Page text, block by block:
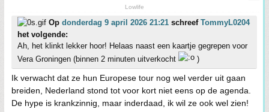
Lowlife
Op donderdag 9 april 2026 21:21 schreef TommyL0204
het volgende:
Ah, het klinkt lekker hoor! Helaas naast een kaartje gegrepen voor
Vera Groningen (binnen 2 minuten uitverkocht
)
Ik verwacht dat ze hun Europese tour nog wel verder uit gaan
breiden, Nederland stond tot voor kort niet eens op de agenda.
De hype is krankzinnig, maar inderdaad, ik wil ze ook wel zien!